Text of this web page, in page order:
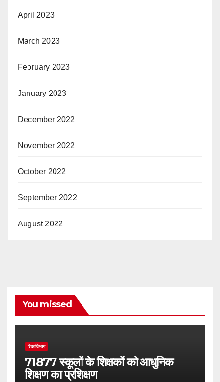
April 2023
March 2023
February 2023
January 2023
December 2022
November 2022
October 2022
September 2022
August 2022
You missed
शिक्षाविभाग
71877 स्कूलों के शिक्षकों को आधुनिक
शिक्षण का प्रशिक्षण